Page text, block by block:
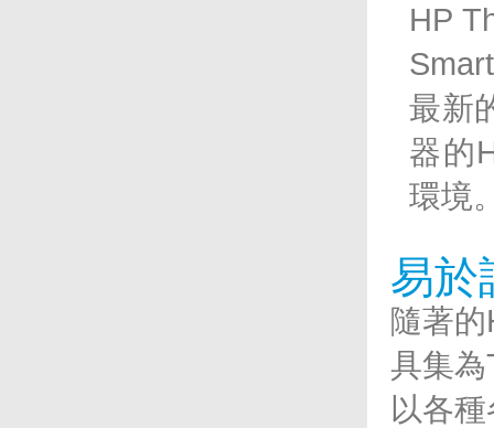
HP
最新
器的
環境
易於
隨著的
具集為
以各